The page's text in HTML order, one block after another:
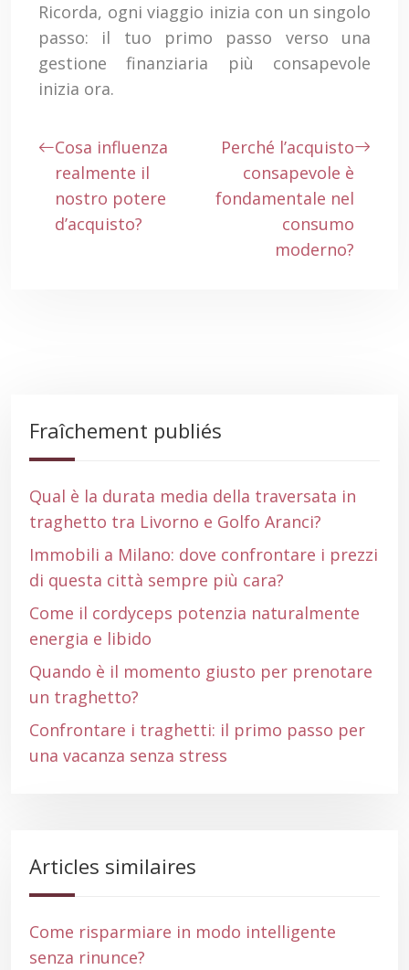
Ricorda, ogni viaggio inizia con un singolo
passo: il tuo primo passo verso una
gestione finanziaria più consapevole
inizia ora.
Cosa influenza
realmente il
nostro potere
d’acquisto?
Perché l’acquisto
consapevole è
fondamentale nel
consumo
moderno?
Fraîchement publiés
Qual è la durata media della traversata in
traghetto tra Livorno e Golfo Aranci?
Immobili a Milano: dove confrontare i prezzi
di questa città sempre più cara?
Come il cordyceps potenzia naturalmente
energia e libido
Quando è il momento giusto per prenotare
un traghetto?
Confrontare i traghetti: il primo passo per
una vacanza senza stress
Articles similaires
Come risparmiare in modo intelligente
senza rinunce?